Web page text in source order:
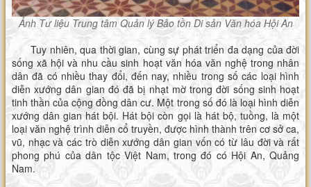
Ảnh Tư liệu Trung tâm Quản lý Bảo tồn Di sản Văn hóa Hội An
Tuy nhiên, qua thời gian, cùng sự phát triển đa dạng của đời
sống xã hội và nhu cầu sinh hoạt văn hóa văn nghệ trong nhân
dân đã có nhiều thay đổi, đến nay, nhiều trong số các loại hình
diễn xướng dân gian đó đã bị nhạt mờ trong đời sống sinh hoạt
tinh thần của cộng đồng dân cư. Một trong số đó là loại hình diễn
xướng dân gian hát bội. Hát bội còn gọi là hát bộ, tuồng, là một
loại văn nghệ trình diễn cổ truyền, được hình thành trên cơ sở ca,
vũ, nhạc và các trò diễn xướng dân gian vốn có từ lâu đời và rất
phong phú của dân tộc Việt Nam, trong đó có Hội An, Quảng
Nam.